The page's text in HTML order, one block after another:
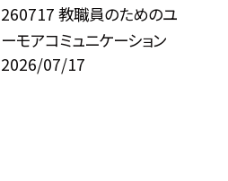
260717 教職員のためのユ
ーモアコミュニケーション
2026/07/17